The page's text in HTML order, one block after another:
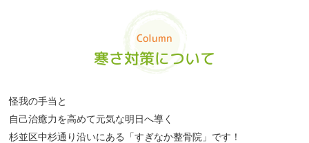
Column
寒さ対策について
怪我の手当と
自己治癒力を高めて元気な明日へ導く
杉並区中杉通り沿いにある「すぎなか整骨院」です！